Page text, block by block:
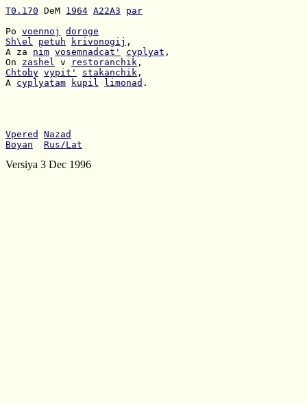
T0.170 DeM 1964 A22A3
par
Po voennoj
doroge
Sh\el
petuh krivonogij
A za nim vosemnadcat' cyplyat
On zashel v restoranchik
Chtoby vypit' stakanchik
A cyplyatam kupil limonad .
Vpered
Nazad
Boyan
Rus/Lat
Versiya 3 Dec 1996